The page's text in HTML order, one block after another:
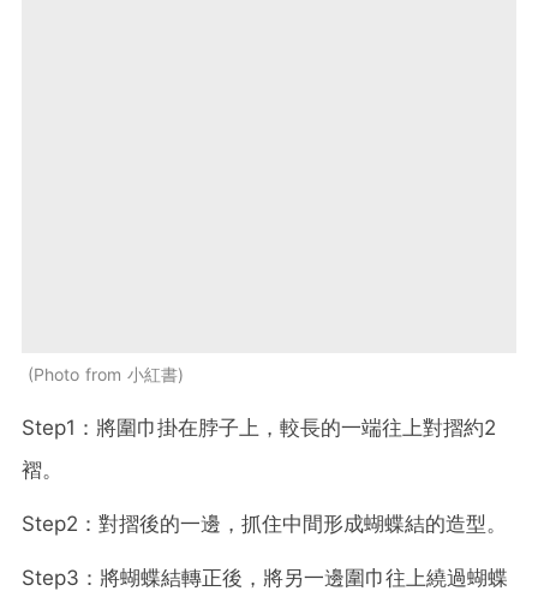
Photo from 小紅書
Step1：將圍巾掛在脖子上，較長的一端往上對摺約2
褶。
Step2：對摺後的一邊，抓住中間形成蝴蝶結的造型。
Step3：將蝴蝶結轉正後，將另一邊圍巾往上繞過蝴蝶